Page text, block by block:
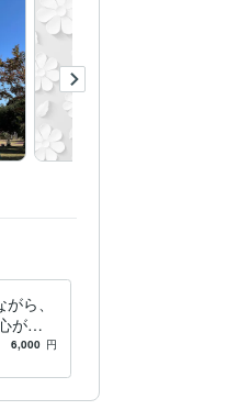
ら、
が疲
ドな毎
6,000 円